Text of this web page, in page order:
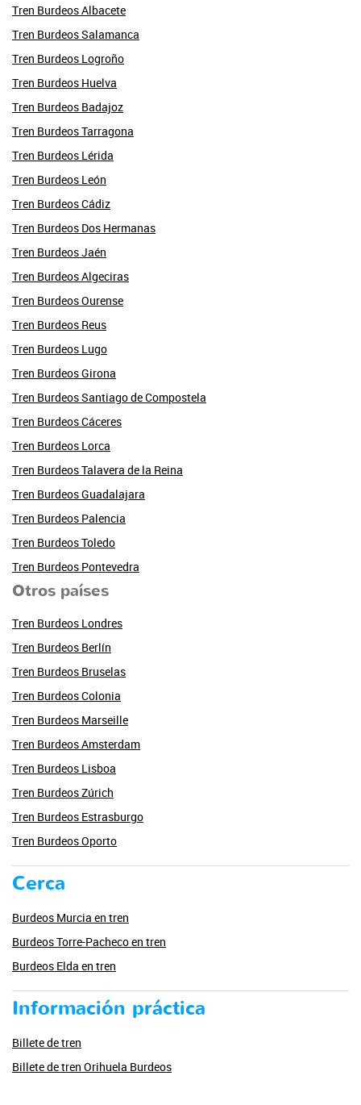
Tren Burdeos Albacete
Tren Burdeos Salamanca
Tren Burdeos Logroño
Tren Burdeos Huelva
Tren Burdeos Badajoz
Tren Burdeos Tarragona
Tren Burdeos Lérida
Tren Burdeos León
Tren Burdeos Cádiz
Tren Burdeos Dos Hermanas
Tren Burdeos Jaén
Tren Burdeos Algeciras
Tren Burdeos Ourense
Tren Burdeos Reus
Tren Burdeos Lugo
Tren Burdeos Girona
Tren Burdeos Santiago de Compostela
Tren Burdeos Cáceres
Tren Burdeos Lorca
Tren Burdeos Talavera de la Reina
Tren Burdeos Guadalajara
Tren Burdeos Palencia
Tren Burdeos Toledo
Tren Burdeos Pontevedra
Otros países
Tren Burdeos Londres
Tren Burdeos Berlín
Tren Burdeos Bruselas
Tren Burdeos Colonia
Tren Burdeos Marseille
Tren Burdeos Amsterdam
Tren Burdeos Lisboa
Tren Burdeos Zúrich
Tren Burdeos Estrasburgo
Tren Burdeos Oporto
Cerca
Burdeos Murcia en tren
Burdeos Torre-Pacheco en tren
Burdeos Elda en tren
Información práctica
Billete de tren
Billete de tren Orihuela Burdeos